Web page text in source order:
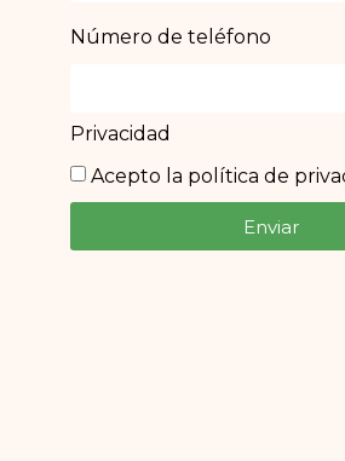
Número de teléfono
Privacidad
Acepto la política de
Enviar